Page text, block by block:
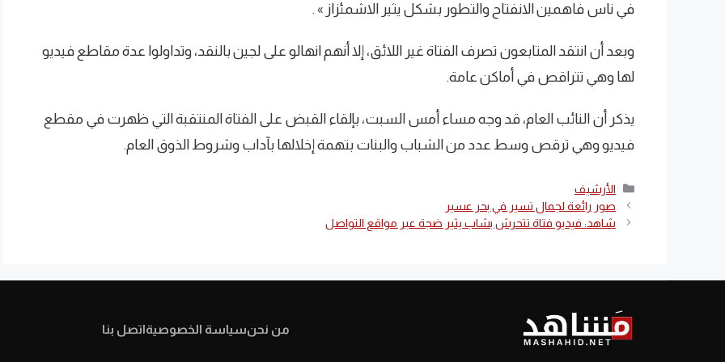
في ناس فاهمين الانفتاح والتطور بشكل يثير الاشمئزاز » .
وبعد أن انتقد المتابعون تصرف الفتاة غير اللائق، إلا أنهم انهالو على لجين بالنقد، وتداولوا عدة مقاطع فيديو
لها وهي تتراقص في أماكن عامة.
يذكر أن النائب العام، قد وجه مساء أمس السبت، بإلقاء القبض على الفتاة المنتقبة التي ظهرت في مقطع
فيديو وهي ترقص وسط عدد من الشباب والبنات بتهمة إخلالها بآداب وشروط الذوق العام.
التصنيفات
الأرشيف
صور رائعة لجمال تسير في بحر عسير
شاهد: فيديو فتاة تتحرش بشاب يثير ضجة عبر مواقع التواصل
من نحنسياسة الخصوصيةاتصل بنا